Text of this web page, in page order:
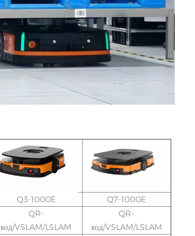
Q3-1000E Q7-1000E
QR-
код/VSLAM/LSLAM
QR-
код/VSLAM/LSLAM